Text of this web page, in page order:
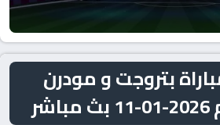
بتروجت و مودرن